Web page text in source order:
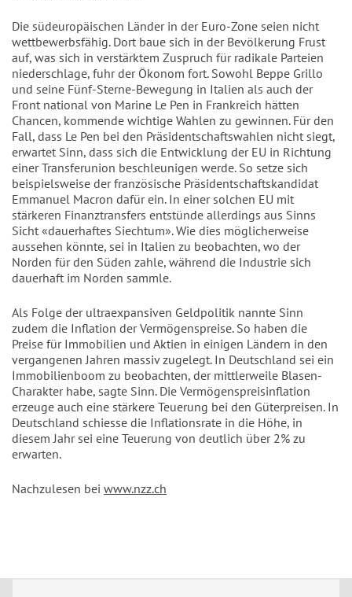
Die südeuropäischen Länder in der Euro-Zone seien nicht
wettbewerbsfähig. Dort baue sich in der Bevölkerung Frust
auf, was sich in verstärktem Zuspruch für radikale Parteien
niederschlage, fuhr der Ökonom fort. Sowohl Beppe Grillo
und seine Fünf-Sterne-Bewegung in Italien als auch der
Front national von Marine Le Pen in Frankreich hätten
Chancen, kommende wichtige Wahlen zu gewinnen. Für den
Fall, dass Le Pen bei den Präsidentschaftswahlen nicht siegt,
erwartet Sinn, dass sich die Entwicklung der EU in Richtung
einer Transferunion beschleunigen werde. So setze sich
beispielsweise der französische Präsidentschaftskandidat
Emmanuel Macron dafür ein. In einer solchen EU mit
stärkeren Finanztransfers entstünde allerdings aus Sinns
Sicht «dauerhaftes Siechtum». Wie dies möglicherweise
aussehen könnte, sei in Italien zu beobachten, wo der
Norden für den Süden zahle, während die Industrie sich
dauerhaft im Norden sammle.
Als Folge der ultraexpansiven Geldpolitik nannte Sinn
zudem die Inflation der Vermögenspreise. So haben die
Preise für Immobilien und Aktien in einigen Ländern in den
vergangenen Jahren massiv zugelegt. In Deutschland sei ein
Immobilienboom zu beobachten, der mittlerweile Blasen-
Charakter habe, sagte Sinn. Die Vermögenspreisinflation
erzeuge auch eine stärkere Teuerung bei den Güterpreisen. In
Deutschland schiesse die Inflationsrate in die Höhe, in
diesem Jahr sei eine Teuerung von deutlich über 2% zu
erwarten.
Nachzulesen bei www.nzz.ch